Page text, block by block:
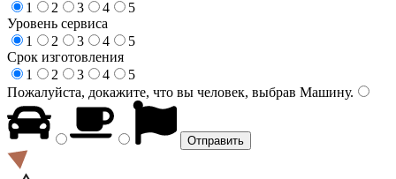
1
2 3 4
5
Уровень сервиса
1
2 3 4
5
Срок изготовления
1
2 3 4
5
Пожалуйста, докажите, что вы человек, выбрав Машину.